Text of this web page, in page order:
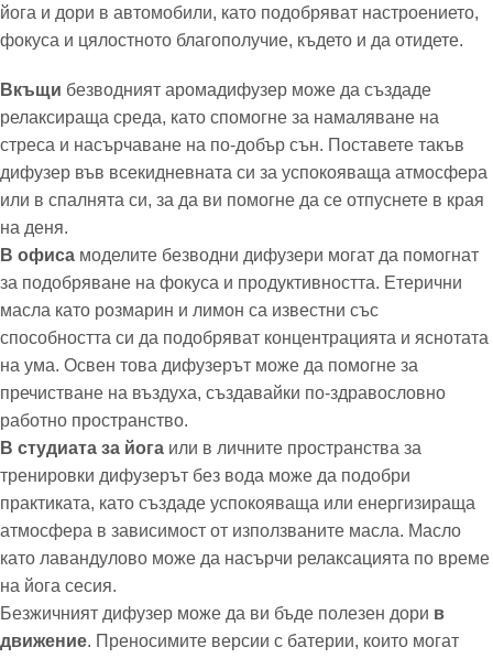
йога и дори в автомобили, като подобряват настроението,
фокуса и цялостното благополучие, където и да отидете.
Вкъщи безводният аромадифузер може да създаде
релаксираща среда, като спомогне за намаляване на
стреса и насърчаване на по-добър сън. Поставете такъв
дифузер във всекидневната си за успокояваща атмосфера
или в спалнята си, за да ви помогне да се отпуснете в края
на деня.
В офиса моделите безводни дифузери могат да помогнат
за подобряване на фокуса и продуктивността. Етерични
масла като розмарин и лимон са известни със
способността си да подобряват концентрацията и яснотата
на ума. Освен това дифузерът може да помогне за
пречистване на въздуха, създавайки по-здравословно
работно пространство.
В студиата за йога или в личните пространства за
тренировки дифузерът без вода може да подобри
практиката, като създаде успокояваща или енергизираща
атмосфера в зависимост от използваните масла. Масло
като лавандулово може да насърчи релаксацията по време
на йога сесия.
Безжичният дифузер може да ви бъде полезен дори в
движение. Преносимите версии с батерии, които могат